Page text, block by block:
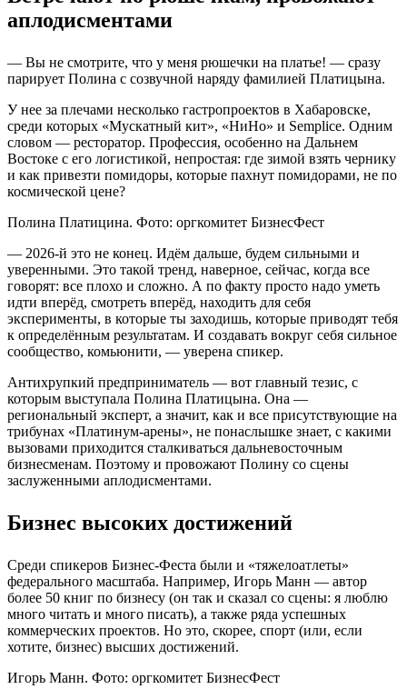
аплодисментами
— Вы не смотрите, что у меня рюшечки на платье! — сразу
парирует Полина с созвучной наряду фамилией Платицына.
У нее за плечами несколько гастропроектов в Хабаровске,
среди которых «Мускатный кит», «НиНо» и Semplice. Одним
словом — ресторатор. Профессия, особенно на Дальнем
Востоке с его логистикой, непростая: где зимой взять чернику
и как привезти помидоры, которые пахнут помидорами, не по
космической цене?
Полина Платицина. Фото: оргкомитет БизнесФест
— 2026-й это не конец. Идём дальше, будем сильными и
уверенными. Это такой тренд, наверное, сейчас, когда все
говорят: все плохо и сложно. А по факту просто надо уметь
идти вперёд, смотреть вперёд, находить для себя
эксперименты, в которые ты заходишь, которые приводят тебя
к определённым результатам. И создавать вокруг себя сильное
сообщество, комьюнити, — уверена спикер.
Антихрупкий предприниматель — вот главный тезис, с
которым выступала Полина Платицына. Она —
региональный эксперт, а значит, как и все присутствующие на
трибунах «Платинум-арены», не понаслышке знает, с какими
вызовами приходится сталкиваться дальневосточным
бизнесменам. Поэтому и провожают Полину со сцены
заслуженными аплодисментами.
Бизнес высоких достижений
Среди спикеров Бизнес-Феста были и «тяжелоатлеты»
федерального масштаба. Например, Игорь Манн — автор
более 50 книг по бизнесу (он так и сказал со сцены: я люблю
много читать и много писать), а также ряда успешных
коммерческих проектов. Но это, скорее, спорт (или, если
хотите, бизнес) высших достижений.
Игорь Манн. Фото: оргкомитет БизнесФест